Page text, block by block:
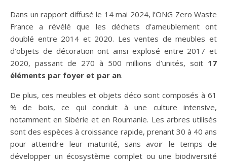
Dans un rapport diffusé le 14 mai 2024, l’ONG Zero Waste
France a révélé que les déchets d’ameublement ont
doublé entre 2014 et 2020. Les ventes de meubles et
d’objets de décoration ont ainsi explosé entre 2017 et
2020, passant de 270 à 500 millions d’unités, soit 17
éléments par foyer et par an.
De plus, ces meubles et objets déco sont composés à 61
% de bois, ce qui conduit à une culture intensive,
notamment en Sibérie et en Roumanie. Les arbres utilisés
sont des espèces à croissance rapide, prenant 30 à 40 ans
pour atteindre leur maturité, sans avoir le temps de
développer un écosystème complet ou une biodiversité